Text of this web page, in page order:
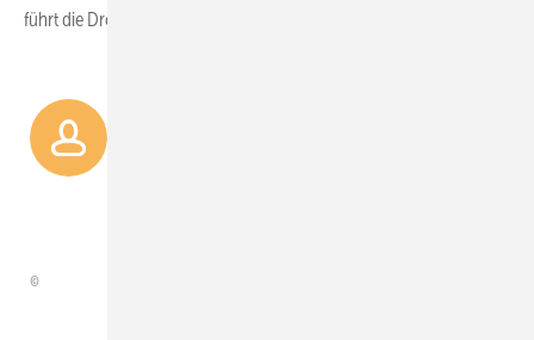
führt die Drohne die Inspektion vollständig autonom durch.